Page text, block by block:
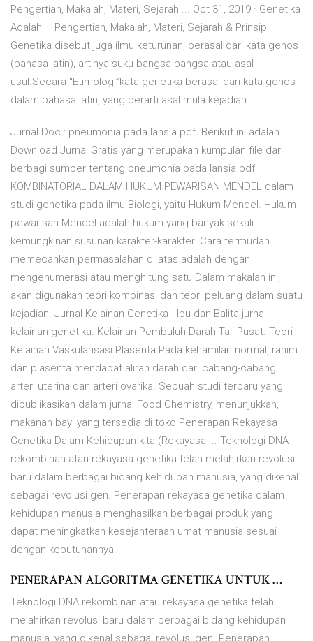
Pengertian, Makalah, Materi, Sejarah ... Oct 31, 2019 · Genetika
Adalah – Pengertian, Makalah, Materi, Sejarah & Prinsip –
Genetika disebut juga ilmu keturunan, berasal dari kata genos
(bahasa latin), artinya suku bangsa-bangsa atau asal-
usul.Secara “Etimologi”kata genetika berasal dari kata genos
dalam bahasa latin, yang berarti asal mula kejadian.
Jurnal Doc : pneumonia pada lansia pdf. Berikut ini adalah
Download Jurnal Gratis yang merupakan kumpulan file dari
berbagi sumber tentang pneumonia pada lansia pdf
KOMBINATORIAL DALAM HUKUM PEWARISAN MENDEL dalam
studi genetika pada ilmu Biologi, yaitu Hukum Mendel. Hukum
pewarisan Mendel adalah hukum yang banyak sekali
kemungkinan susunan karakter-karakter. Cara termudah
memecahkan permasalahan di atas adalah dengan
mengenumerasi atau menghitung satu Dalam makalah ini,
akan digunakan teori kombinasi dan teori peluang dalam suatu
kejadian. Jurnal Kelainan Genetika - Ibu dan Balita jurnal
kelainan genetika. Kelainan Pembuluh Darah Tali Pusat. Teori
Kelainan Vaskularisasi Plasenta Pada kehamilan normal, rahim
dan plasenta mendapat aliran darah dari cabang-cabang
arteri uterina dan arteri ovarika. Sebuah studi terbaru yang
dipublikasikan dalam jurnal Food Chemistry, menunjukkan,
makanan bayi yang tersedia di toko Penerapan Rekayasa
Genetika Dalam Kehidupan kita (Rekayasa ... Teknologi DNA
rekombinan atau rekayasa genetika telah melahirkan revolusi
baru dalam berbagai bidang kehidupan manusia, yang dikenal
sebagai revolusi gen. Penerapan rekayasa genetika dalam
kehidupan manusia menghasilkan berbagai produk yang
dapat meningkatkan kesejahteraan umat manusia sesuai
dengan kebutuhannya.
PENERAPAN ALGORITMA GENETIKA UNTUK …
Teknologi DNA rekombinan atau rekayasa genetika telah
melahirkan revolusi baru dalam berbagai bidang kehidupan